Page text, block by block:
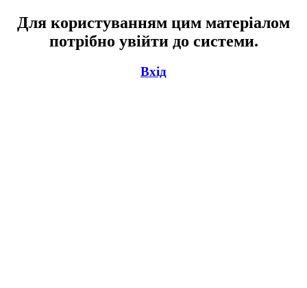
Для користуванням цим матеріалом
потрібно увійти до системи.
Вхід